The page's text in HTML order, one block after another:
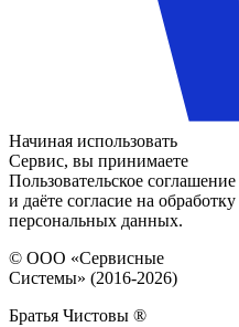
Начиная использовать
Сервис, вы принимаете
Пользовательское соглашение
и даёте согласие на обработку
персональных данных.
© ООО «Сервисные
Системы» (2016-2026)
Братья Чистовы ®